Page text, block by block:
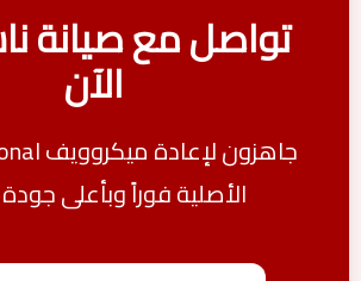
تواصل مع صيانة
الآن
الأصلية فوراً وبأعلى جودة